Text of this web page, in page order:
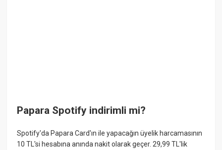
Papara Spotify indirimli mi?
Spotify'da Papara Card'ın ile yapacağın üyelik harcamasının
10 TL'si hesabına anında nakit olarak geçer. 29,99 TL'lik